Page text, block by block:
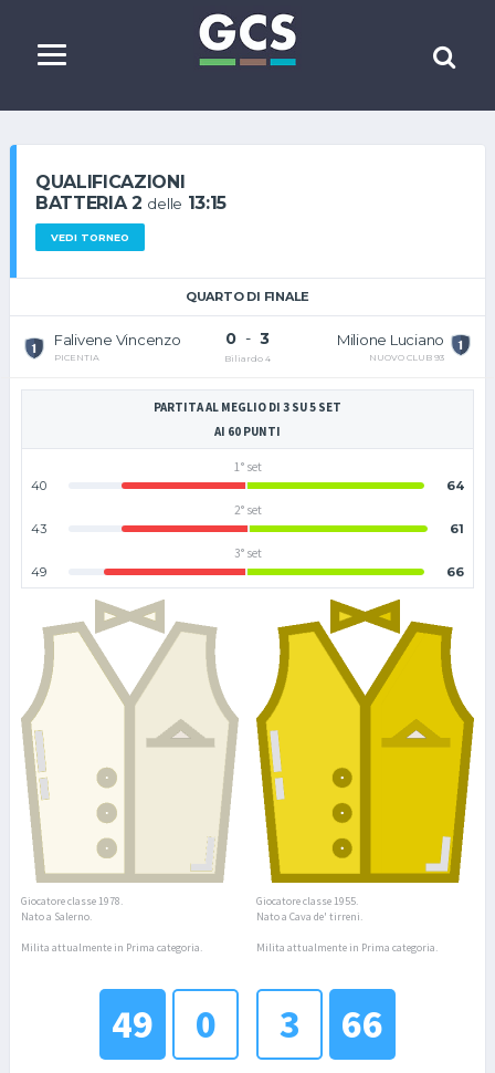
QUALIFICAZIONI
BATTERIA 2 delle 13:15
VEDI TORNEO
QUARTO DI FINALE
Falivene Vincenzo
PICENTIA
0 - 3
Biliardo 4
Milione Luciano
NUOVO CLUB 93
PARTITA AL MEGLIO DI 3 SU 5 SET
AI 60 PUNTI
1° set
40
64
2° set
43
61
3° set
49
66
Giocatore classe 1978.
Nato a Salerno.
Milita attualmente in Prima categoria.
Giocatore classe 1955.
Nato a Cava de' tirreni.
Milita attualmente in Prima categoria.
0
49 3 66